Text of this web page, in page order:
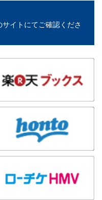
イトにてご確認くださ